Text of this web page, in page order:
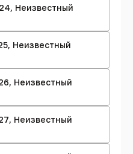
Неизвестный
Неизвестный
Неизвестный
Неизвестный